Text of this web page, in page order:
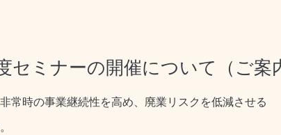
セミナーの開催について（ご案
常時の事業継続性を高め、廃業リスクを低減させる